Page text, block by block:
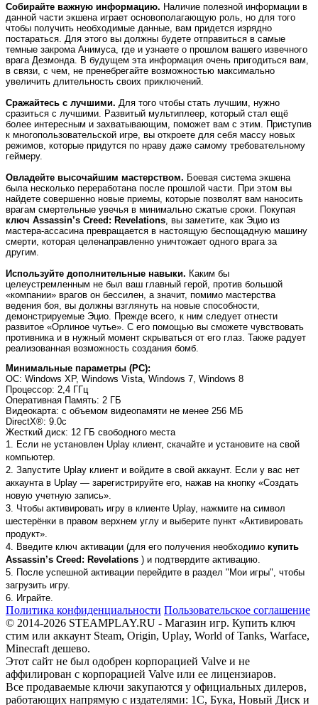
Собирайте важную информацию. Наличие полезной информации в
данной части экшена играет основополагающую роль, но для того
чтобы получить необходимые данные, вам придется изрядно
постараться. Для этого вы должны будете отправиться в самые
темные закрома Анимуса, где и узнаете о прошлом вашего извечного
врага Дезмонда. В будущем эта информация очень пригодиться вам,
в связи, с чем, не пренебрегайте возможностью максимально
увеличить длительность своих приключений.
Сражайтесь с лучшими. Для того чтобы стать лучшим, нужно
сразиться с лучшими. Развитый мультиплеер, который стал ещё
более интересным и захватывающим, поможет вам с этим. Приступив
к многопользовательской игре, вы откроете для себя массу новых
режимов, которые придутся по нраву даже самому требовательному
геймеру.
Овладейте высочайшим мастерством. Боевая система экшена
была несколько переработана после прошлой части. При этом вы
найдете совершенно новые приемы, которые позволят вам наносить
врагам смертельные увечья в минимально сжатые сроки. Покупая
ключ Assassin’s Creed: Revelations , вы заметите, как Эцио из
мастера-ассасина превращается в настоящую беспощадную машину
смерти, которая целенаправленно уничтожает одного врага за
другим.
Используйте дополнительные навыки. Каким бы
целеустремленным не был ваш главный герой, против большой
«компании» врагов он бессилен, а значит, помимо мастерства
ведения боя, вы должны взглянуть на новые способности,
демонстрируемые Эцио. Прежде всего, к ним следует отнести
развитое «Орлиное чутье». С его помощью вы сможете чувствовать
противника и в нужный момент скрываться от его глаз. Также радует
реализованная возможность создания бомб.
Минимальные параметры (PC):
OC: Windows XP, Windows Vista, Windows 7, Windows 8
Процессор: 2,4 ГГц
Оперативная Память: 2 ГБ
Видеокарта: с объемом видеопамяти не менее 256 МБ
DirectX®: 9.0c
Жесткий диск: 12 ГБ свободного места
1. Если не установлен Uplay клиент, скачайте и установите на свой
компьютер.
2. Запустите Uplay клиент и войдите в свой аккаунт. Если у вас нет
аккаунта в Uplay — зарегистрируйте его, нажав на кнопку «Создать
новую учетную запись».
3. Чтобы активировать игру в клиенте Uplay, нажмите на символ
шестерёнки в правом верхнем углу и выберите пункт «Активировать
продукт».
4. Введите ключ активации (для его получения необходимо купить
Assassin’s Creed: Revelations ) и подтвердите активацию.
5. После успешной активации перейдите в раздел "Мои игры", чтобы
загрузить игру.
6. Играйте.
Политика конфиденциальности Пользовательское соглашение
© 2014-2026 STEAMPLAY.RU - Магазин игр. Купить ключ
стим или аккаунт Steam, Origin, Uplay, World of Tanks, Warface,
Minecraft дешево.
Этот сайт не был одобрен корпорацией Valve и не
аффилирован с корпорацией Valve или ее лицензиаров.
Все продаваемые ключи закупаются у официальных дилеров,
работающих напрямую с издателями: 1С, Бука, Новый Диск и